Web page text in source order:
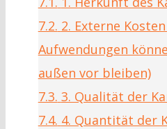
7.2. 2. Externe
Aufwendungen
außen vor bleiben)
7.3. 3. Qualität der
7.4. 4. Quantität der